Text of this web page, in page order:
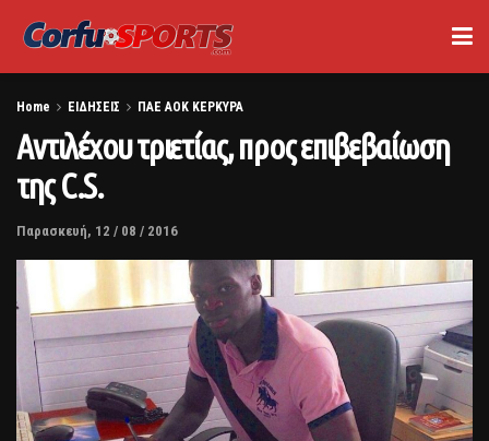
Home ΕΙΔΗΣΕΙΣ ΠΑΕ ΑΟΚ ΚΕΡΚΥΡΑ
Αντιλέχου τριετίας, προς επιβεβαίωση
της C.S.
Παρασκευή, 12 / 08 / 2016